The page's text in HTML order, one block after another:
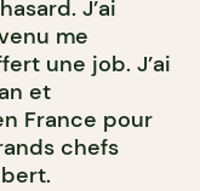
J’ai
me
une job. J’ai
et
France pour
chefs